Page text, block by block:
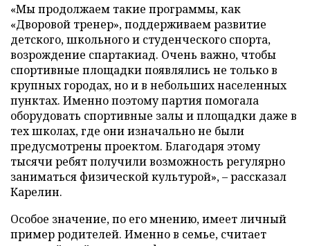
«Мы продолжаем такие программы, как
«Дворовой тренер», поддерживаем развитие
детского, школьного и студенческого спорта,
возрождение спартакиад. Очень важно, чтобы
спортивные площадки появлялись не только в
крупных городах, но и в небольших населенных
пунктах. Именно поэтому партия помогала
оборудовать спортивные залы и площадки даже в
тех школах, где они изначально не были
предусмотрены проектом. Благодаря этому
тысячи ребят получили возможность регулярно
заниматься физической культурой», – рассказал
Карелин.
Особое значение, по его мнению, имеет личный
пример родителей. Именно в семье, считает